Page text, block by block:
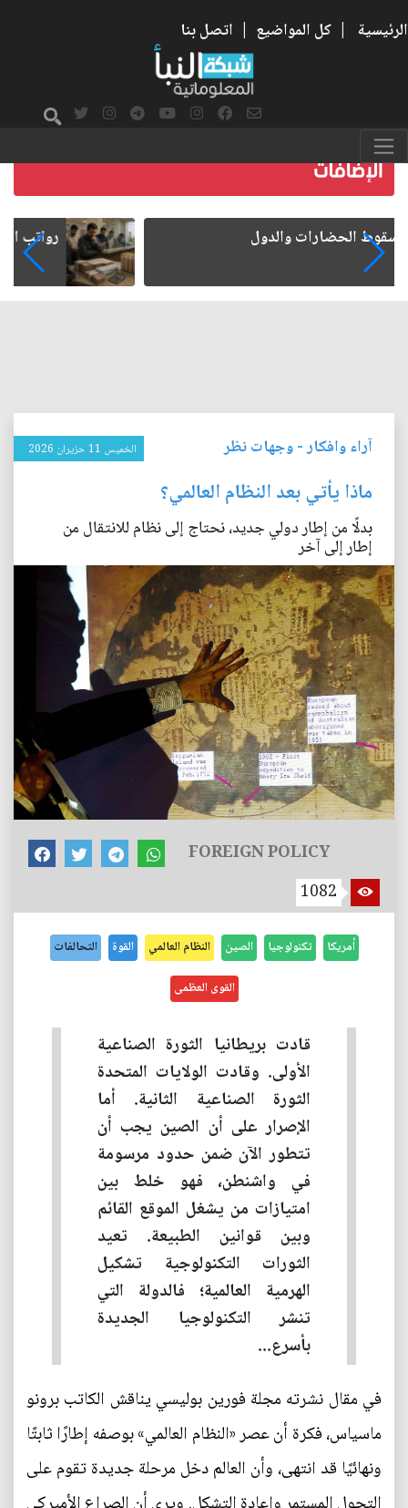
الرئيسية | كل المواضيع | اتصل بنا
رواتب الموظفين على صفيح ساخن
آراء وافكار-وجهات نظر الخميس 11 حزيران 2026
ماذا يأتي بعد النظام العالمي؟
بدلًا من إطار دولي جديد، نحتاج إلى نظام للانتقال من
إطار إلى آخر
FOREIGN POLICY
1082
أمريكا تكنولوجيا الصين النظام العالمي القوة التحالفات
القوى العظمى
قادت بريطانيا الثورة الصناعية
الأولى. وقادت الولايات المتحدة
الثورة الصناعية الثانية. أما
الإصرار على أن الصين يجب أن
تتطور الآن ضمن حدود مرسومة
في واشنطن، فهو خلط بين
امتيازات من يشغل الموقع القائم
وبين قوانين الطبيعة. تعيد
الثورات التكنولوجية تشكيل
الهرمية العالمية؛ فالدولة التي
تنشر التكنولوجيا الجديدة
بأسرع...
في مقال نشرته مجلة فورين بوليسي يناقش الكاتب برونو
ماسياس، فكرة أن عصر «النظام العالمي» بوصفه إطارًا ثابتًا
ونهائيًا قد انتهى، وأن العالم دخل مرحلة جديدة تقوم على